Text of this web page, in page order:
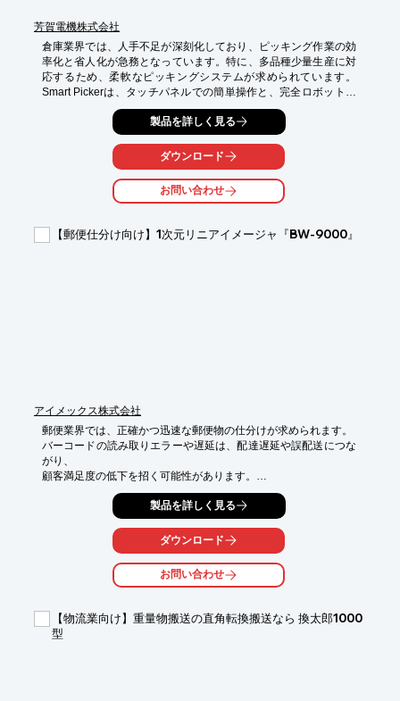
芳賀電機株式会社
倉庫業界では、人手不足が深刻化しており、ピッキング作業の効
率化と省人化が急務となっています。特に、多品種少量生産に対
応するため、柔軟なピッキングシステムが求められています。
Smart Pickerは、タッチパネルでの簡単操作と、完全ロボットテ
ィーチングレスを実現し、初めてロボットシステムを導入する方
でも容易にピッキング作業を自動化できます。
【活用シーン】
・倉庫内での商品のピッキング作業
・入荷・出荷時の仕分け作業
・小ロット・多品種の商品管理
・ピッキング作業の効率化
製品を詳しく見る
ダウンロード
お問い合わせ
【郵便仕分け向け】1次元リニアイメージャ『BW-9000』
アイメックス株式会社
郵便業界では、正確かつ迅速な郵便物の仕分けが求められます。
バーコードの読み取りエラーや遅延は、配達遅延や誤配送につな
がり、
顧客満足度の低下を招く可能性があります。
BW-9000は、液晶画面上のバーコードもスムーズに読み取り、
バイブレーション機能により、騒音のある環境でも確実に読み取
り確認ができます。
これにより、仕分け作業の効率化と正確性の向上に貢献します。
【活用シーン】
・郵便局の仕分け作業
・倉庫での郵便物管理
【導入の効果】
製品を詳しく見る
ダウンロード
お問い合わせ
【物流業向け】重量物搬送の直角転換搬送なら 換太郎1000
型